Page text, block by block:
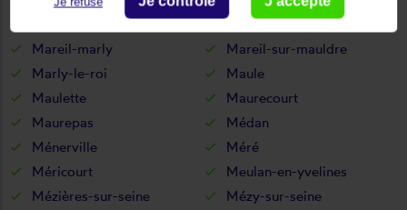
Mareil-le-guyon
Mareil-marly
Mareil-sur-mauldre
Marly-le-roi
Maule
Maulette
Maurecourt
Maurepas
Médan
Ménerville
Méré
Méricourt
Meulan-en-yvelines
Mézières-sur-seine
Mézy-sur-seine